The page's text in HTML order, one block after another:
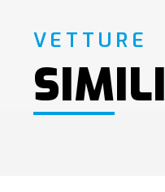
VETTURE
SIMILI